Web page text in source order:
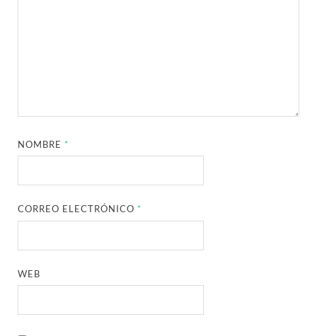
NOMBRE *
CORREO ELECTRÓNICO *
WEB